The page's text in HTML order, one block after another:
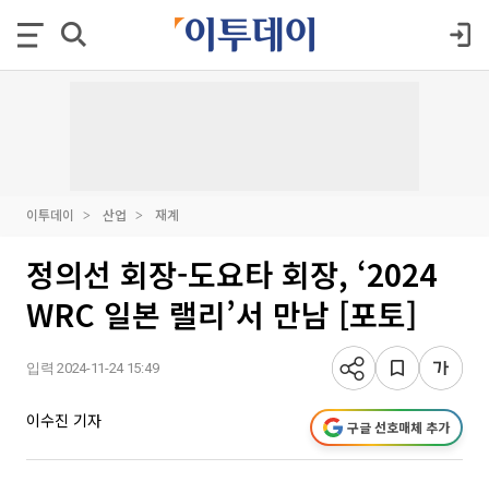
이투데이 산업 재계
정의선 회장-도요타 회장, ‘2024
WRC 일본 랠리’서 만남 [포토]
입력 2024-11-24 15:49
이수진 기자 구글 선호매체 추가